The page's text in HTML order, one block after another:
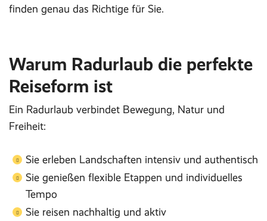
finden genau das Richtige für Sie.
Warum Radurlaub die perfekte
Reiseform ist
Ein Radurlaub verbindet Bewegung, Natur und
Freiheit:
Sie erleben Landschaften intensiv und authentisch
Sie genießen flexible Etappen und individuelles
Tempo
Sie reisen nachhaltig und aktiv